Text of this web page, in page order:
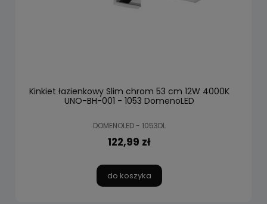
Kinkiet łazienkowy Slim chrom 53 cm 12W 4000K
UNO-BH-001 - 1053 DomenoLED
DOMENOLED - 1053DL
122,99 zł
do koszyka